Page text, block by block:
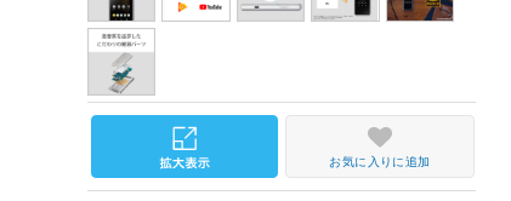
お気に入りに追加